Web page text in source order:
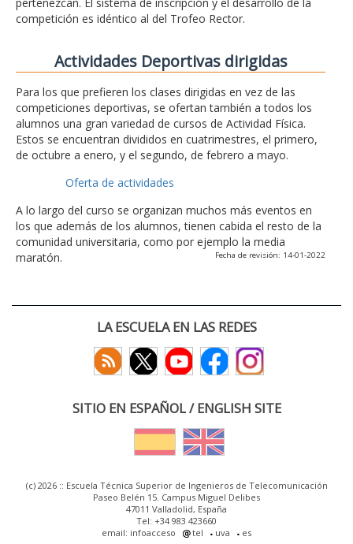
pertenezcan. El sistema de inscripción y el desarrollo de la
competición es idéntico al del Trofeo Rector.
Actividades Deportivas dirigidas
Para los que prefieren los clases dirigidas en vez de las
competiciones deportivas, se ofertan también a todos los
alumnos una gran variedad de cursos de Actividad Física.
Estos se encuentran divididos en cuatrimestres, el primero,
de octubre a enero, y el segundo, de febrero a mayo.
Oferta de actividades
A lo largo del curso se organizan muchos más eventos en
los que además de los alumnos, tienen cabida el resto de la
comunidad universitaria, como por ejemplo la media
maratón.
Fecha de revisión: 14-01-2022
LA ESCUELA EN LAS REDES
SITIO EN ESPAÑOL / ENGLISH SITE
(c) 2026 :: Escuela Técnica Superior de Ingenieros de Telecomunicación
Paseo Belén 15. Campus Miguel Delibes
47011 Valladolid, España
Tel: +34 983 423660
email: infoacceso
tel uva es